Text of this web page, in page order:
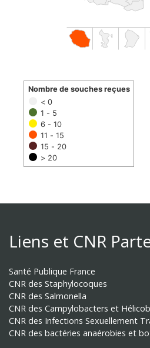
< 0
1 - 5
6 - 10
11 - 15
15 - 20
> 20
Nombre de souches reçues
Liens et CNR
Santé Publique France
CNR des Staphylocoques
CNR des Salmonella
CNR des Campylobacters et
CNR des Infections Sexuellement
CNR des bactéries anaérobies et